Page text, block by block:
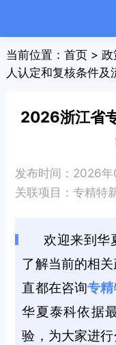
当前位置： 首页> 政
人认定和复核条件及
2026浙江省
发布时间：2026
关联项目：专精特
欢迎来到华
了解当前的相
直都在咨询专
华夏泰科依据
验，为大家进